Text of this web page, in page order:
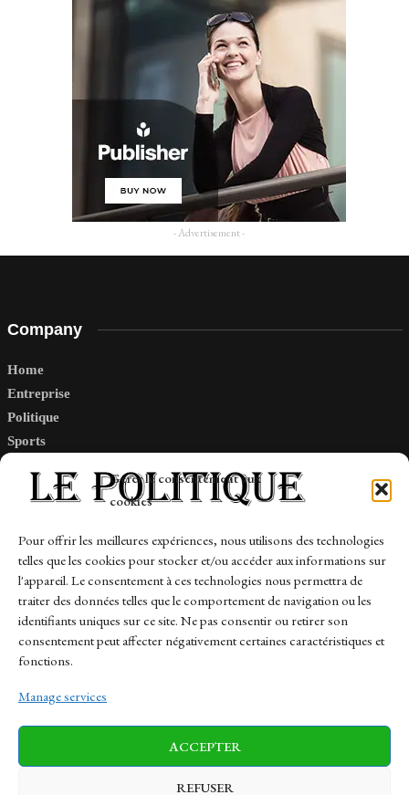
Gérer le consentement aux
cookies
Pour offrir les meilleures expériences, nous utilisons des technologies
telles que les cookies pour stocker et/ou accéder aux informations sur
l'appareil. Le consentement à ces technologies nous permettra de
traiter des données telles que le comportement de navigation ou les
identifiants uniques sur ce site. Ne pas consentir ou retirer son
consentement peut affecter négativement certaines caractéristiques et
fonctions.
Manage services
ACCEPTER
REFUSER
- Advertisement -
Company
Home
Entreprise
Politique
Sports
Links
Contact
Sitemap
News Finance-Marches Politics
Business Tech Health Sports Travel